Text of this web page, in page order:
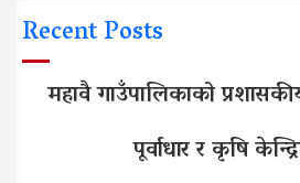
Recent Posts
महावै गाउँपालिकाको
पूर्वाधार र कृषि